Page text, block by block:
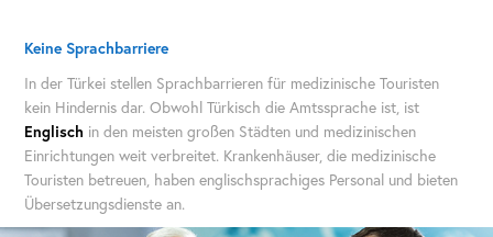
Keine Sprachbarriere
In der Türkei stellen Sprachbarrieren für medizinische Touristen
kein Hindernis dar. Obwohl Türkisch die Amtssprache ist, ist
Englisch in den meisten großen Städten und medizinischen
Einrichtungen weit verbreitet. Krankenhäuser, die medizinische
Touristen betreuen, haben englischsprachiges Personal und bieten
Übersetzungsdienste an.